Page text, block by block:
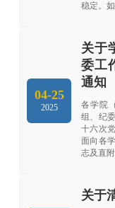
稳定。
04-25
2025
关于
委工
通知
各学院
组、纪
十六次
面向各
志及直
关于